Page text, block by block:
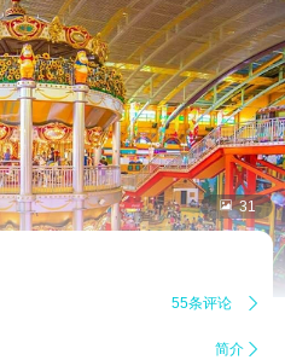
 31
55条评论 
简介 